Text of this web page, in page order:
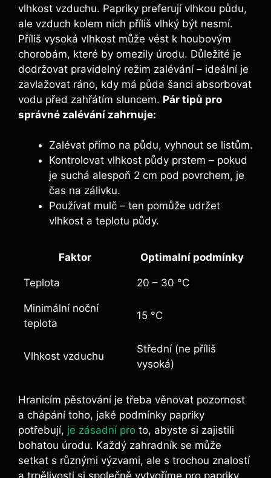
vlhkost vzduchu. Papriky⁤ preferují vlhkou půdu,
ale vzduch kolem‌ nich příliš​ vlhký být nesmí.
Příliš vysoká vlhkost může vést k houbovým
‍chorobám, které by omezily úrodu. Důležité ⁤je
dodržovat pravidelný režim zalévání – ⁢ideální je
zavlažovat ráno, kdy má půda šanci absorbovat
vodu před zahřátím sluncem.‍ Pár tipů‍ pro
správné ‌zalévání zahrnuje:
Zalévat‌ přímo na⁣ půdu, vyhnout ⁣se listům.
Kontrolovat⁢ vlhkost⁣ půdy prstem – pokud‌
je ‍suchá alespoň 2 cm pod‍ povrchem, je
čas na⁢ zálivku.
Používat mulč – ten pomůže udržet
vlhkost a​ teplotu⁤ půdy.
Faktor Optimalní podmínky
Teplota 20 – 30 °C
Minimální noční
teplota
15 °C
Vlhkost vzduchu
Střední (ne‌ příliš
vysoká)
Hranicím pěstování je třeba věnovat pozornost
a chápání toho, jaké podmínky papriky
potřebují,⁣ je zásadní pro ​ to, abyste si zajistili
bohatou​ úrodu. ⁢Každý zahradník se⁢ může
setkat s různými výzvami, ale s trochou znalostí